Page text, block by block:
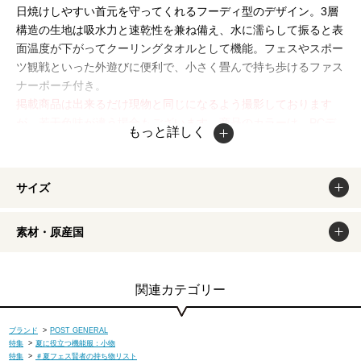
日焼けしやすい首元を守ってくれるフーディ型のデザイン。3層
構造の生地は吸水力と速乾性を兼ね備え、水に濡らして振ると表
面温度が下がってクーリングタオルとして機能。フェスやスポー
ツ観戦といった外遊びに便利で、小さく畳んで持ち歩けるファス
ナーポーチ付き。
掲載商品は出来るだけ現物と同じになるよう撮影しております
が、若干色味が違う場合もございます。商品のカラーは、PCデ
ィスプレイの性質上、実際の色と異なって見える場合がございま
もっと詳しく
サイズ
素材・原産国
関連カテゴリー
ブランド > POST GENERAL
特集 > 夏に役立つ機能服：小物
特集 > ＃夏フェス賢者の持ち物リスト